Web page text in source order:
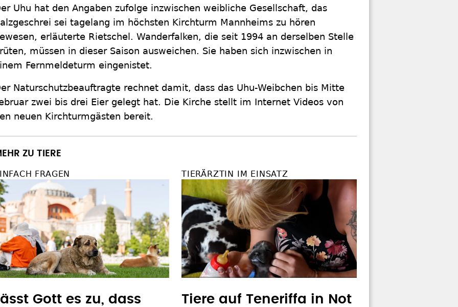
Uhu hat den Angaben zufolge inzwischen weibliche Gesellschaft, das
sei tagelang im höchsten Kirchturm Mannheims zu hören
erläuterte Rietschel. Wanderfalken, die seit 1994 an derselben Stelle
müssen in dieser Saison ausweichen. Sie haben sich inzwischen in
Fernmeldeturm eingenistet.
Naturschutzbeauftragte rechnet damit, dass das Uhu-Weibchen bis Mitte
zwei bis drei Eier gelegt hat. Die Kirche stellt im Internet Videos von
neuen Kirchturmgästen bereit.
ZU TIERE
FRAGEN
Gott es zu, dass
TIERÄRZTIN IM EINSATZ
Tiere auf Teneriffa in Not